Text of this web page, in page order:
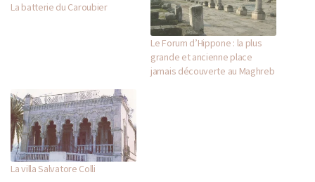
La batterie du Caroubier
Le Forum d’Hippone : la plus
grande et ancienne place
jamais découverte au Maghreb
La villa Salvatore Colli